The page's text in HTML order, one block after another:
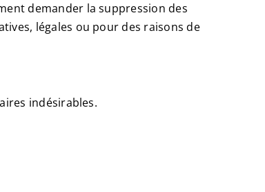
demander la suppression des
légales ou pour des raisons de
indésirables.